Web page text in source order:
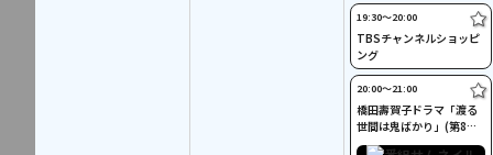
19:30〜20:00
TBSチャンネルショッピ
ング
20:00〜21:00
橋田壽賀子ドラマ「渡る
世間は鬼ばかり」(第8シ
リーズ) #3[字]